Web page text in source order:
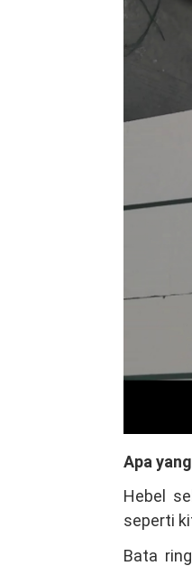
Apa
Hebel
seperti
Bata